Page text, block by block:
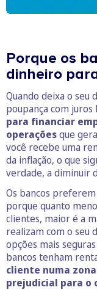
Porque os
dinheiro
Quando deixa o seu
poupança com juros
para financiar
operaçõesque
você recebe uma
da inflação, o que
verdade, a diminuir
Os bancos
porque quanto
clientes, maior é a
realizam com o seu
opções mais
bancos tenham
cliente numa
prejudicial para o